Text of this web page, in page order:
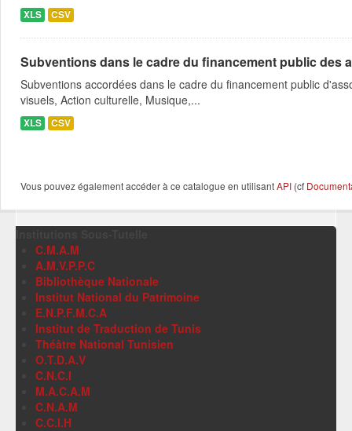
XLS CSV
Subventions dans le cadre du financement public des
Subventions accordées dans le cadre du financement public
visuels, Action culturelle, Musique,...
XLS CSV
Vous pouvez également accéder à ce catalogue en utilisantAPI (cf
C.M.A.M
A.M.V.P.P.C
Bibliothèque Nationale
Institut National du Patrimoine
E.N.P.F.M.C.A
Institut de Traduction de Tunis
Théâtre National Tunisien
O.T.D.A.V
C.N.C.I
M.A.C.A.M
C.N.A.M
C.C.I.H